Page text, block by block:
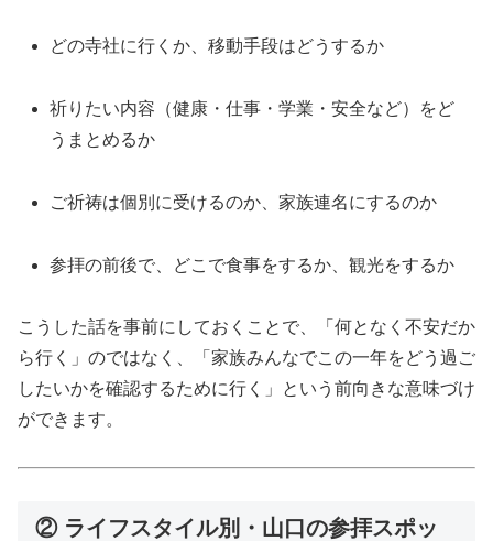
どの寺社に行くか、移動手段はどうするか
祈りたい内容（健康・仕事・学業・安全など）をど
うまとめるか
ご祈祷は個別に受けるのか、家族連名にするのか
参拝の前後で、どこで食事をするか、観光をするか
こうした話を事前にしておくことで、「何となく不安だか
ら行く」のではなく、「家族みんなでこの一年をどう過ご
したいかを確認するために行く」という前向きな意味づけ
ができます。
② ライフスタイル別・山口の参拝スポッ